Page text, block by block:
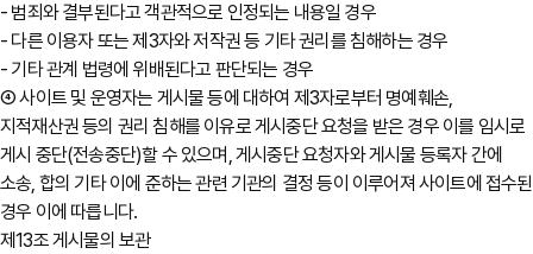
- 범죄와 결부된다고 객관적으로 인정되는 내용일 경우
- 다른 이용자 또는 제3자와 저작권 등 기타 권리를 침해하는 경우
- 기타 관계 법령에 위배된다고 판단되는 경우
④ 사이트 및 운영자는 게시물 등에 대하여 제3자로부터 명예훼손,
지적재산권 등의 권리 침해를 이유로 게시중단 요청을 받은 경우 이를 임시로
게시 중단(전송중단)할 수 있으며, 게시중단 요청자와 게시물 등록자 간에
소송, 합의 기타 이에 준하는 관련 기관의 결정 등이 이루어져 사이트에 접수된
경우 이에 따릅니다.
제13조 게시물의 보관